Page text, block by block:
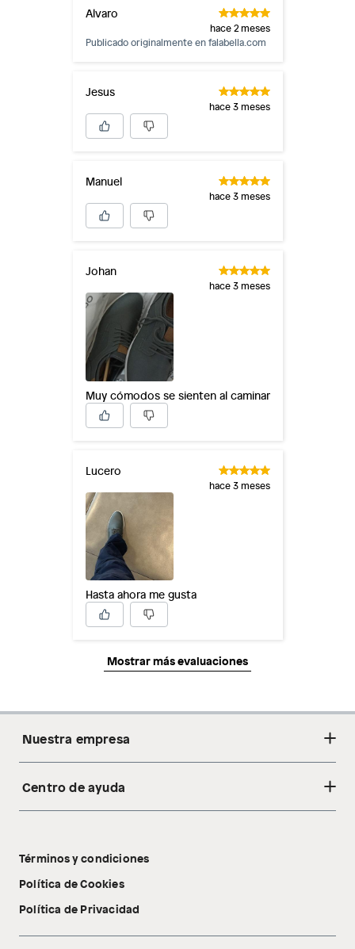
Alvaro
hace 2 meses
Publicado originalmente enfalabella.com
Jesus
hace 3 meses
Manuel
hace 3 meses
Johan
hace 3 meses
Muy cómodos se sienten al caminar
Lucero
hace 3 meses
Hasta ahora me gusta
Mostrar más evaluaciones
Nuestra empresa
Acerca de nosotros
Tecnología Pillow Walk
Centro de ayuda
Libro de reclamaciones
Términos y condiciones
Política de Cookies
Política de Privacidad